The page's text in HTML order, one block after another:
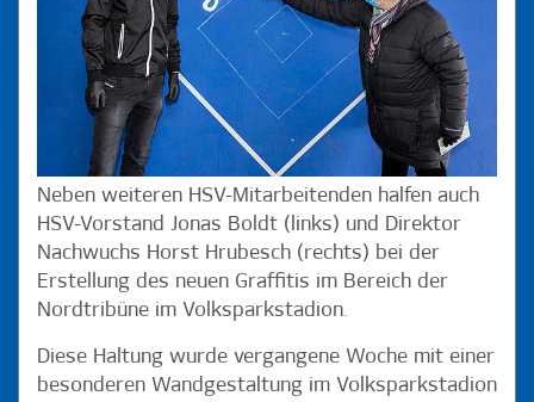
Neben weiteren HSV-Mitarbeitenden halfen auch
HSV-Vorstand Jonas Boldt (links) und Direktor
Nachwuchs Horst Hrubesch (rechts) bei der
Erstellung des neuen Graffitis im Bereich der
Nordtribüne im Volksparkstadion.
Diese Haltung wurde vergangene Woche mit einer
besonderen Wandgestaltung im Volksparkstadion